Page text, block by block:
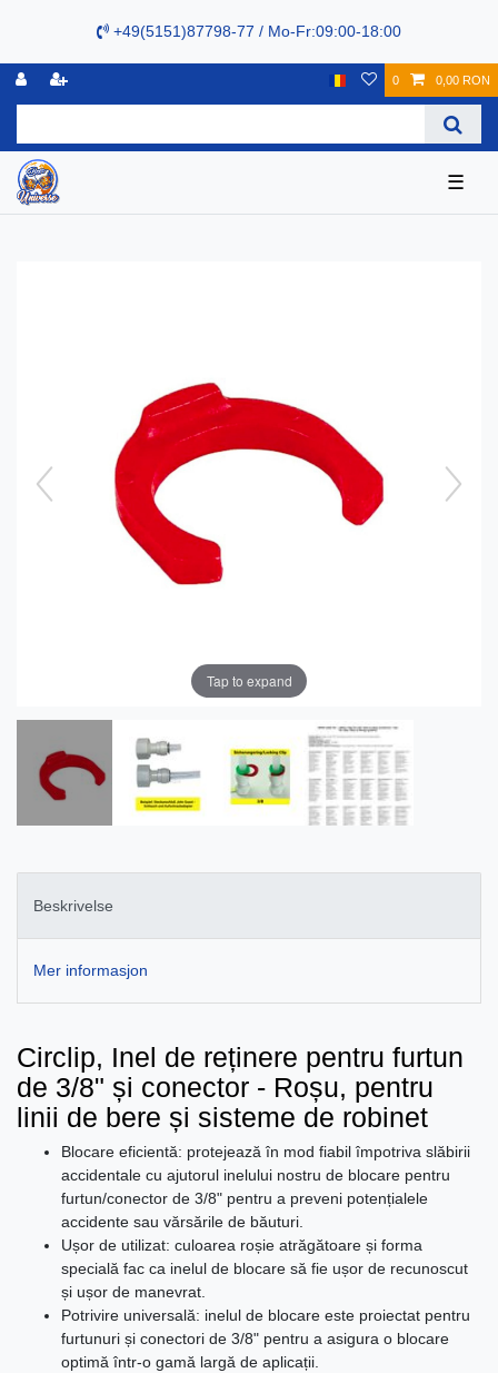
+49(5151)87798-77 / Mo-Fr:09:00-18:00
0 0,00 RON
☰
Tap to expand
Beskrivelse
Mer informasjon
Circlip, Inel de reținere pentru furtun
de 3/8" și conector - Roșu, pentru
linii de bere și sisteme de robinet
Blocare eficientă: protejează în mod fiabil împotriva slăbirii
accidentale cu ajutorul inelului nostru de blocare pentru
furtun/conector de 3/8" pentru a preveni potențialele
accidente sau vărsările de băuturi.
Ușor de utilizat: culoarea roșie atrăgătoare și forma
specială fac ca inelul de blocare să fie ușor de recunoscut
și ușor de manevrat.
Potrivire universală: inelul de blocare este proiectat pentru
furtunuri și conectori de 3/8" pentru a asigura o blocare
optimă într-o gamă largă de aplicații.